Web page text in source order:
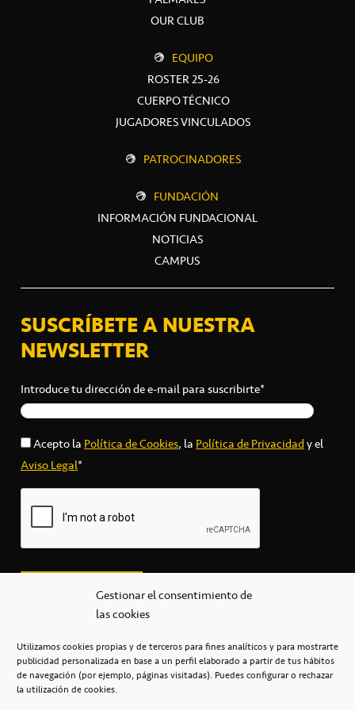
Gestionar el consentimiento de
las cookies
Utilizamos cookies propias y de terceros para fines analíticos y para mostrarte
publicidad personalizada en base a un perfil elaborado a partir de tus hábitos
de navegación (por ejemplo, páginas visitadas). Puedes configurar o rechazar
la utilización de cookies.
OUR CLUB
EQUIPO
ROSTER 25-26
CUERPO TÉCNICO
JUGADORES VINCULADOS
PATROCINADORES
FUNDACIÓN
INFORMACIÓN FUNDACIONAL
NOTICIAS
CAMPUS
SUSCRÍBETE A NUESTRA
NEWSLETTER
Introduce tu dirección de e-mail para suscribirte*
Acepto laPolítica de Cookies, laPolítica de Privacidady el
Aviso Legal*
secretaria@cbcanarias.es
+34 922 253 684